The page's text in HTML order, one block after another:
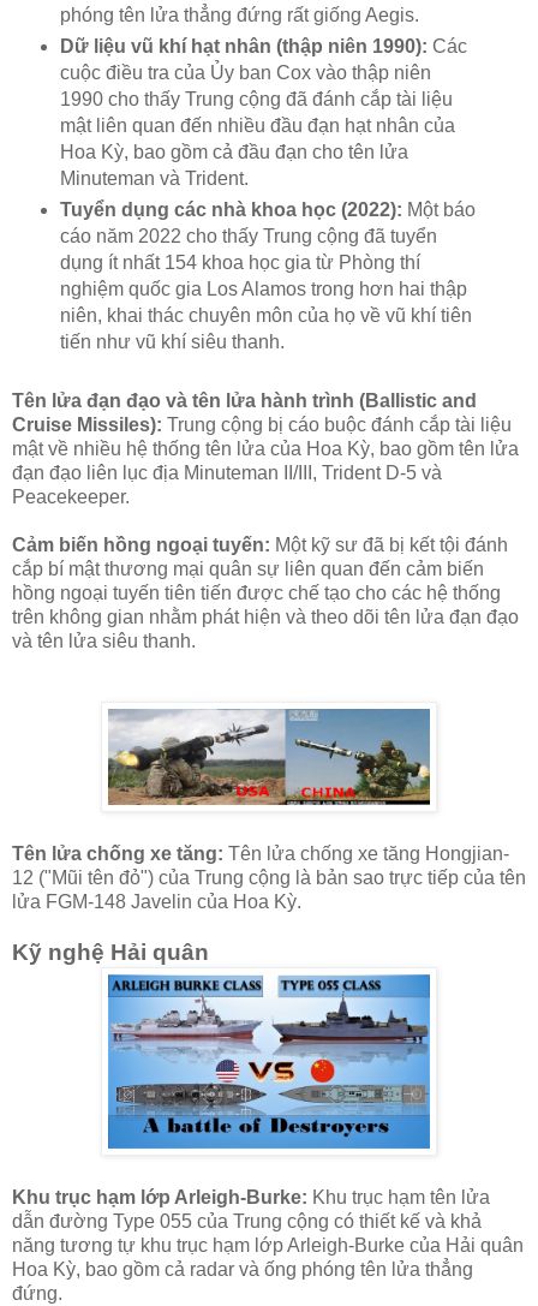
phóng tên lửa thẳng đứng rất giống Aegis.
Dữ liệu vũ khí hạt nhân (thập niên 1990): Các
cuộc điều tra của Ủy ban Cox vào thập niên
1990 cho thấy Trung cộng đã đánh cắp tài liệu
mật liên quan đến nhiều đầu đạn hạt nhân của
Hoa Kỳ, bao gồm cả đầu đạn cho tên lửa
Minuteman và Trident.
Tuyển dụng các nhà khoa học (2022): Một báo
cáo năm 2022 cho thấy Trung cộng đã tuyển
dụng ít nhất 154 khoa học gia từ Phòng thí
nghiệm quốc gia Los Alamos trong hơn hai thập
niên, khai thác chuyên môn của họ về vũ khí tiên
tiến như vũ khí siêu thanh.
Tên lửa đạn đạo và tên lửa hành trình (Ballistic and
Cruise Missiles): Trung cộng bị cáo buộc đánh cắp tài liệu
mật về nhiều hệ thống tên lửa của Hoa Kỳ, bao gồm tên lửa
đạn đạo liên lục địa Minuteman II/III, Trident D-5 và
Peacekeeper.
Cảm biến hồng ngoại tuyến: Một kỹ sư đã bị kết tội đánh
cắp bí mật thương mại quân sự liên quan đến cảm biến
hồng ngoại tuyến tiên tiến được chế tạo cho các hệ thống
trên không gian nhằm phát hiện và theo dõi tên lửa đạn đạo
và tên lửa siêu thanh.
Tên lửa chống xe tăng: Tên lửa chống xe tăng Hongjian-
12 ("Mũi tên đỏ") của Trung cộng là bản sao trực tiếp của tên
lửa FGM-148 Javelin của Hoa Kỳ.
Kỹ nghệ Hải quân
Khu trục hạm lớp Arleigh-Burke: Khu trục hạm tên lửa
dẫn đường Type 055 của Trung cộng có thiết kế và khả
năng tương tự khu trục hạm lớp Arleigh-Burke của Hải quân
Hoa Kỳ, bao gồm cả radar và ống phóng tên lửa thẳng
đứng.